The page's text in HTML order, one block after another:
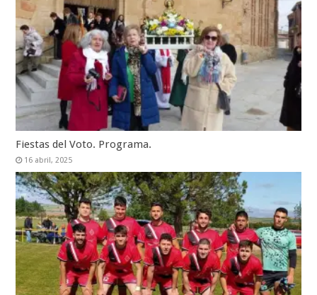
Fiestas del Voto. Programa.
16 abril, 2025